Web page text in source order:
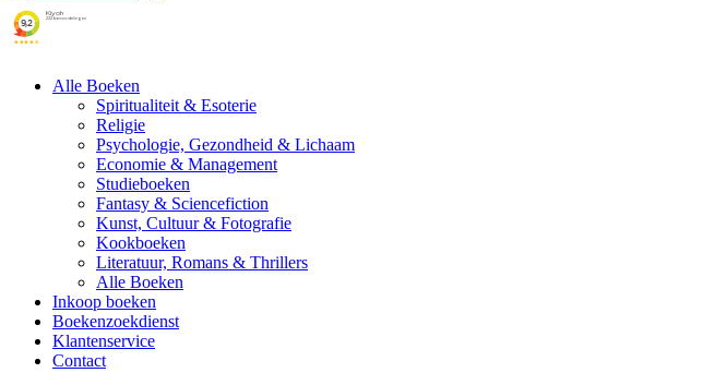
Alle Boeken
Spiritualiteit & Esoterie
Religie
Psychologie, Gezondheid & Lichaam
Economie & Management
Studieboeken
Fantasy & Sciencefiction
Kunst, Cultuur & Fotografie
Kookboeken
Literatuur, Romans & Thrillers
Alle Boeken
Inkoop boeken
Boekenzoekdienst
Klantenservice
Contact